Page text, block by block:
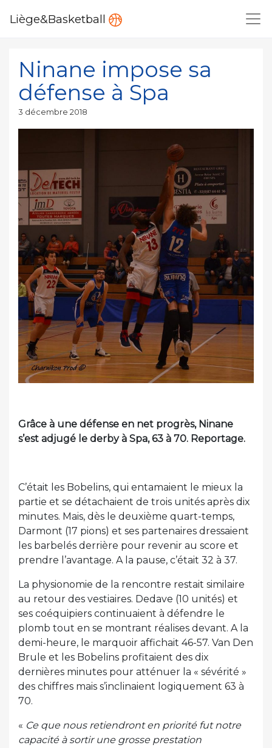
Liège&Basketball
Ninane impose sa
défense à Spa
Publié
3 décembre 2018
Grâce à une défense en net progrès, Ninane
s’est adjugé le derby à Spa, 63 à 70. Reportage.
C’était les Bobelins, qui entamaient le mieux la
partie et se détachaient de trois unités après dix
minutes. Mais, dès le deuxième quart-temps,
Darmont (17 pions) et ses partenaires dressaient
les barbelés derrière pour revenir au score et
prendre l’avantage. A la pause, c’était 32 à 37.
La physionomie de la rencontre restait similaire
au retour des vestiaires. Dedave (10 unités) et
ses coéquipiers continuaient à défendre le
plomb tout en se montrant réalises devant. A la
demi-heure, le marquoir affichait 46-57. Van Den
Brule et les Bobelins profitaient des dix
dernières minutes pour atténuer la « sévérité »
des chiffres mais s’inclinaient logiquement 63 à
70.
« Ce que nous retiendront en priorité fut notre
capacité à sortir une grosse prestation